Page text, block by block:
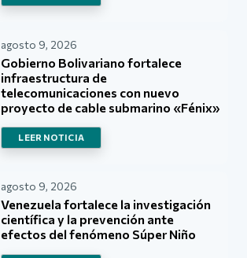
agosto 9, 2026
Gobierno Bolivariano fortalece
infraestructura de
telecomunicaciones con nuevo
proyecto de cable submarino «Fénix»
LEER NOTICIA
agosto 9, 2026
Venezuela fortalece la investigación
científica y la prevención ante
efectos del fenómeno Súper Niño